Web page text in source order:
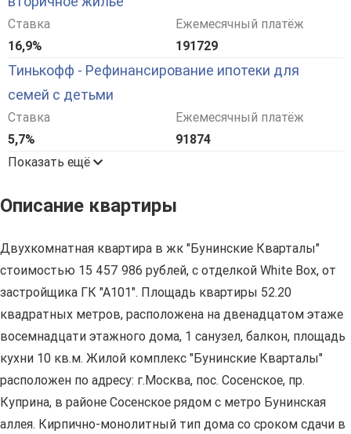
Ставка
16,9%
Ежемесячный платёж
191729
Тинькофф - Рефинансирование ипотеки для
семей с детьми
Ставка
5,7%
Ежемесячный платёж
91874
Показать ещё
Описание квартиры
Двухкомнатная квартира в жк "Бунинские Кварталы"
стоимостью 15 457 986 рублей, с отделкой White Box, от
застройщика ГК "А101". Площадь квартиры 52.20
квадратных метров, расположена на двенадцатом этаже
восемнадцати этажного дома, 1 санузел, балкон, площадь
кухни 10 кв.м. Жилой комплекс "Бунинские Кварталы"
расположен по адресу: г.Москва, пос. Сосенское, пр.
Куприна, в районе Сосенское рядом с метро Бунинская
аллея. Кирпично-монолитный тип дома со сроком сдачи в